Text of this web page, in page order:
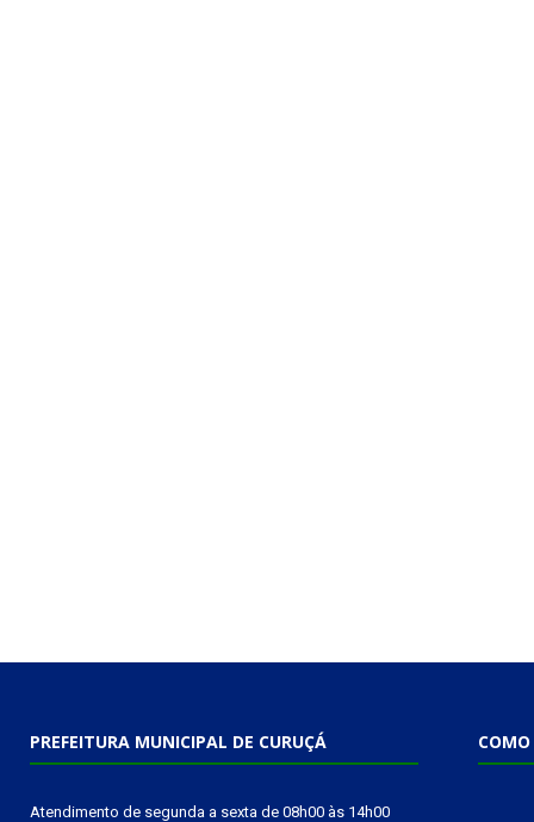
PREFEITURA MUNICIPAL DE CURUÇÁ
Atendimento de segunda a sexta de 08h00 às 14h00
COMO